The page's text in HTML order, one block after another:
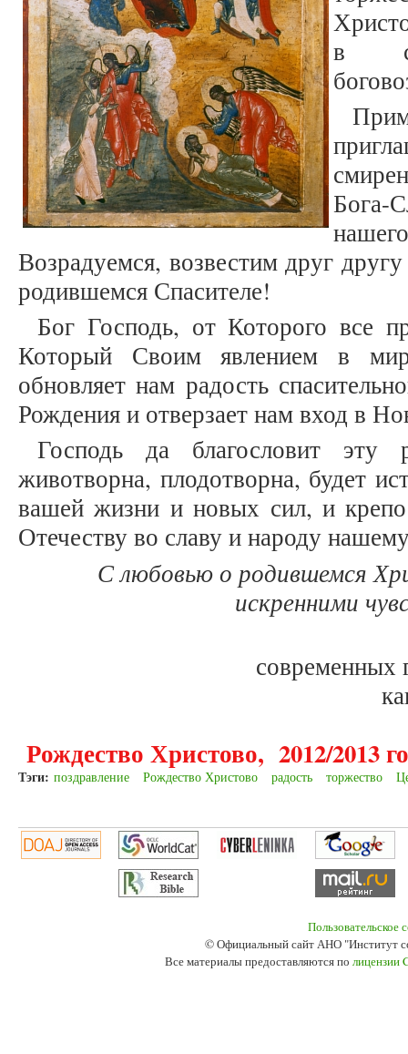
в
Возрадуемся, возвестим друг
родившемся Спасителе!
Бог Господь, от Которого все
Который Своим явлением в
обновляет нам радость
Рождения и отверзает нам вход в
Господь да благословит
животворна, плодотворна, будет
вашей жизни и новых сил, и
Отечеству во славу и народу
С любовью о родившемся
искренними
современных
Рождество Христово, 2012/2013
Тэги: поздравление Рождество Христово радость торжество
Пользовательское
© Официальный сайт АНО "Институт
Все материалы предоставляются по лицензии